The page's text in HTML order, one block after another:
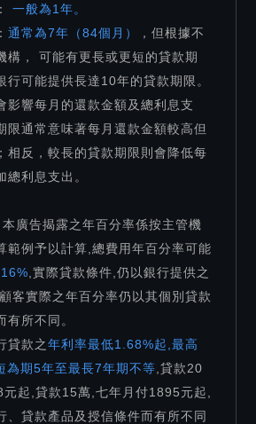
一般為1年。
通常為7年（84個月）
，但根據不
構， 可能有更長或更短的貸款期
行可能提供長達10年的貸款期限。
影響每月的還款金額及總利息支
限通常意味著每月還款金額較高但
相反，較長的貸款期限則會降低每
總利息支出。
本廣告揭露之年百分率係按主管機
範例予以計算,總費用年百分率可能
,實際貸款條件,仍以銀行提供之
客實際之年百分率仍以其個別貸款
有所不同。
貸款之年利率最低1.68%起,最高
為期5年至最長7年期不等 ,貸款20
起,貸款15萬,七年月付1895元起,
、貸款產品及授信條件而有所不同